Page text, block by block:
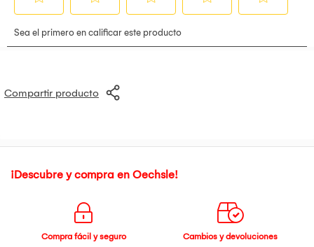
Compartir producto
¡Descubre y compra en Oechsle!
Compra fácil y seguro
Cambios y devoluciones